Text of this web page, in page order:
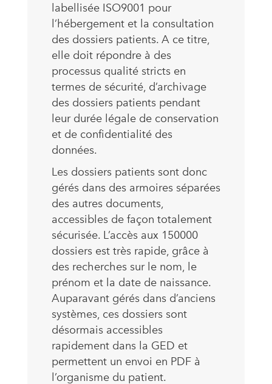
labellisée ISO9001 pour
l’hébergement et la consultation
des dossiers patients. A ce titre,
elle doit répondre à des
processus qualité stricts en
termes de sécurité, d’archivage
des dossiers patients pendant
leur durée légale de conservation
et de confidentialité des
données.
Les dossiers patients sont donc
gérés dans des armoires séparées
des autres documents,
accessibles de façon totalement
sécurisée. L’accès aux 150000
dossiers est très rapide, grâce à
des recherches sur le nom, le
prénom et la date de naissance.
Auparavant gérés dans d’anciens
systèmes, ces dossiers sont
désormais accessibles
rapidement dans la GED et
permettent un envoi en PDF à
l’organisme du patient.